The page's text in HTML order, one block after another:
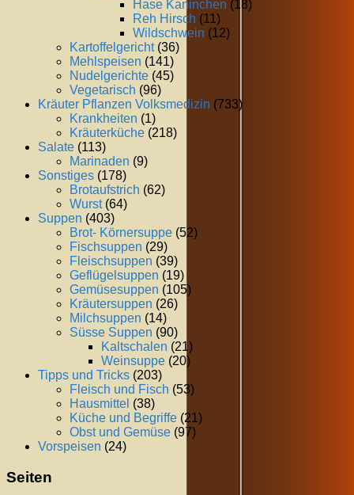
Hase Kaninchen (18)
Reh Hirsch (11)
Wildschwein (12)
Kartoffelgericht(36)
Mehlspeisen (141)
Nudelgerichte (45)
Vegetarisch (96)
Kräuter Pflanzen Volksmedizin (733)
Krankheiten (1)
Kräuterküche (218)
Salate (113)
Marinaden (9)
Sonstiges (178)
Brotaufstrich (62)
Wurst(64)
Suppen (403)
Brot- Körnersuppe (52)
Fischsuppen (29)
Fleischsuppen (39)
Geflügelsuppen (19)
Gemüsesuppen (105)
Kräutersuppen (26)
Milchsuppen (14)
Süsse Suppen (90)
Kaltschalen (21)
Weinsuppe (20)
Tipps und Tricks (203)
Fleisch und Fisch (53)
Hausmittel (38)
Küche und Begriffe (21)
Obst und Gemüse (97)
Vorspeisen (24)
Seiten